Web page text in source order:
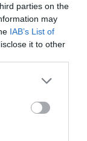
parties on the
may
IAB’s List of
it to other